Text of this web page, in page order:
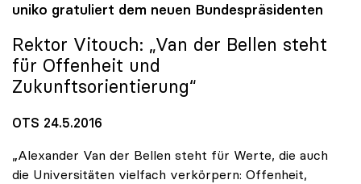
uniko gratuliert dem neuen Bundespräsidenten
Rektor Vitouch: „Van der Bellen steht
für Offenheit und
Zukunftsorientierung“
OTS 24.5.2016
„Alexander Van der Bellen steht für Werte, die auch
die Universitäten vielfach verkörpern: Offenheit,